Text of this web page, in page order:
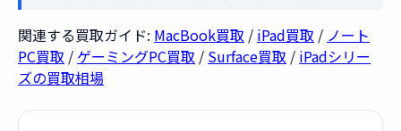
関連する買取ガイド: MacBook買取 / iPad買取 / ノート
PC買取 / ゲーミングPC買取 / Surface買取 / iPadシリー
ズの買取相場